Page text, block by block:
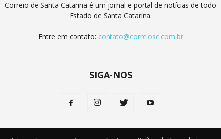
Correio de Santa Catarina é um jornal e portal de notícias de todo
Estado de Santa Catarina.
Entre em contato: contato@correiosc.com.br
SIGA-NOS